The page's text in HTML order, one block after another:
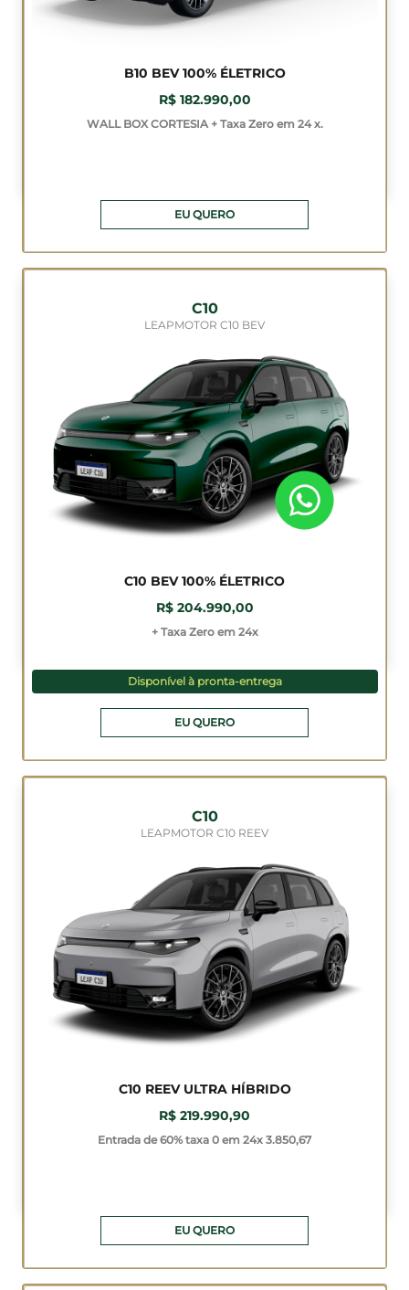
B10 BEV 100% ÉLETRICO
R$ 182.990,00
WALL BOX CORTESIA + Taxa Zero em 24 x.
EU QUERO
C10
LEAPMOTOR C10 BEV
C10 BEV 100% ÉLETRICO
R$ 204.990,00
+ Taxa Zero em 24x
Disponível à pronta-entrega
EU QUERO
C10
LEAPMOTOR C10 REEV
C10 REEV ULTRA HÍBRIDO
R$ 219.990,90
Entrada de 60% taxa 0 em 24x 3.850,67
EU QUERO